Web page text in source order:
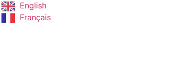
English
Français